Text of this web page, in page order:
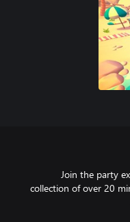
Join the party
collection of over 20